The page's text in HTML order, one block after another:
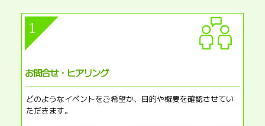
1
お問合せ・ヒアリング
どのようなイベントをご希望か、目的や概要を確認させてい
ただきます。